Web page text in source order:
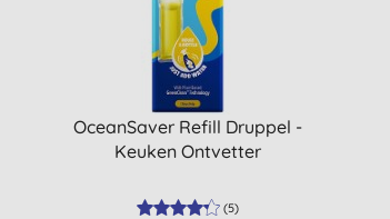
OceanSaver Refill Druppel -
Keuken Ontvetter
(5)